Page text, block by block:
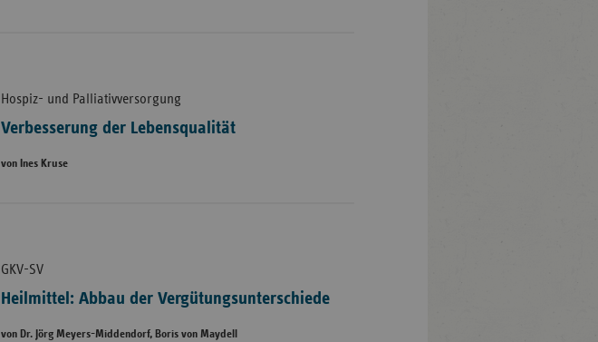
Hospiz- und Palliativversorgung
Verbesserung der Lebensqualität
von Ines Kruse
GKV-SV
Heilmittel: Abbau der Vergütungsunterschiede
von Dr. Jörg Meyers-Middendorf, Boris von Maydell